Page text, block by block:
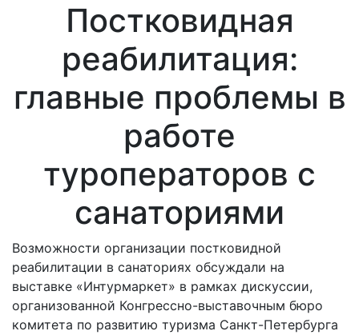
Постковидная
реабилитация:
главные проблемы в
работе
туроператоров с
санаториями
Возможности организации постковидной
реабилитации в санаториях обсуждали на
выставке «Интурмаркет» в рамках дискуссии,
организованной Конгрессно-выставочным бюро
комитета по развитию туризма Санкт-Петербурга